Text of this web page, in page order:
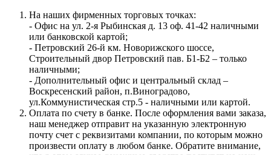
На наших фирменных торговых точках:
- Офис на ул. 2-я Рыбинская д. 13 оф. 41-42 наличными
или банковской картой;
- Петровский 26-й км. Новорижского шоссе,
Строительный двор Петровский пав. Б1-Б2 – только
наличными;
- Дополнительный офис и центральный склад –
Воскресенский район, п.Виноградово,
ул.Коммунистическая стр.5 - наличными или картой.
Оплата по счету в банке. После оформления вами заказа,
наш менеджер отправит на указанную электронную
почту счет с реквизитами компании, по которым можно
произвести оплату в любом банке. Обратите внимание,